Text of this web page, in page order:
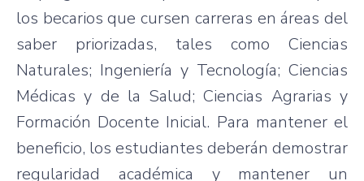
los becarios que cursen carreras en áreas del
saber priorizadas, tales como Ciencias
Naturales; Ingeniería y Tecnología; Ciencias
Médicas y de la Salud; Ciencias Agrarias y
Formación Docente Inicial. Para mantener el
beneficio, los estudiantes deberán demostrar
regularidad académica y mantener un